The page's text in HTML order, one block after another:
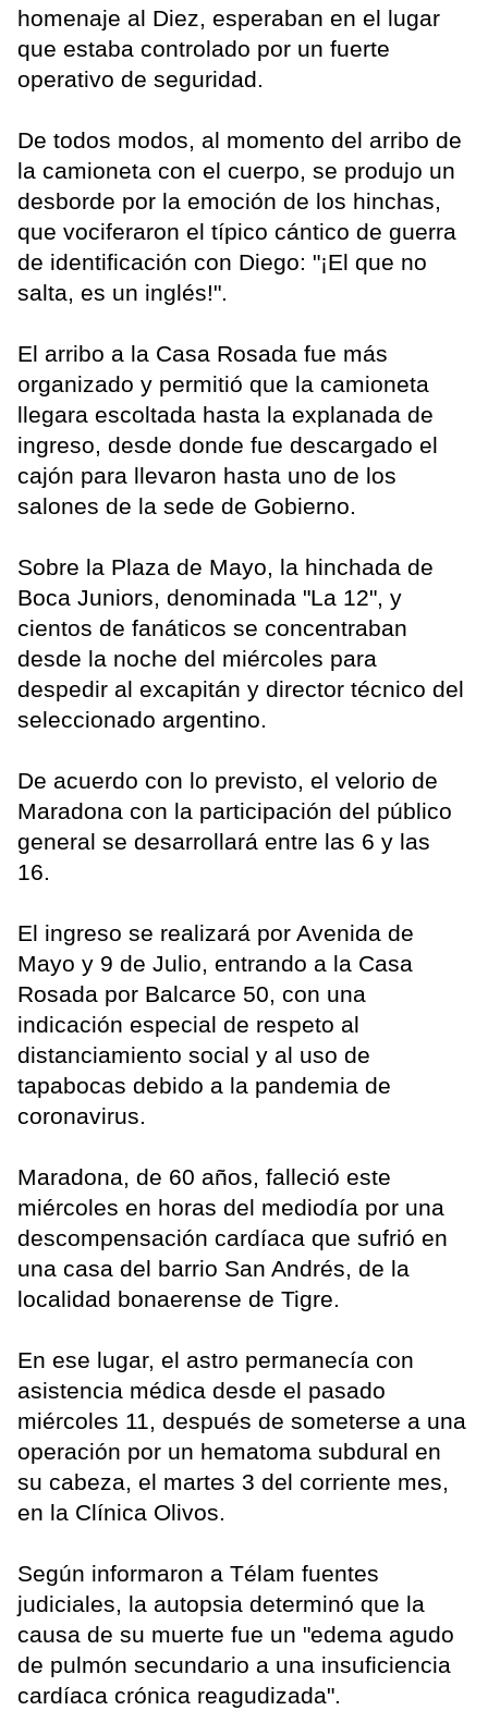
homenaje al Diez, esperaban en el lugar
que estaba controlado por un fuerte
operativo de seguridad.
De todos modos, al momento del arribo de
la camioneta con el cuerpo, se produjo un
desborde por la emoción de los hinchas,
que vociferaron el típico cántico de guerra
de identificación con Diego: "¡El que no
salta, es un inglés!".
El arribo a la Casa Rosada fue más
organizado y permitió que la camioneta
llegara escoltada hasta la explanada de
ingreso, desde donde fue descargado el
cajón para llevaron hasta uno de los
salones de la sede de Gobierno.
Sobre la Plaza de Mayo, la hinchada de
Boca Juniors, denominada "La 12", y
cientos de fanáticos se concentraban
desde la noche del miércoles para
despedir al excapitán y director técnico del
seleccionado argentino.
De acuerdo con lo previsto, el velorio de
Maradona con la participación del público
general se desarrollará entre las 6 y las
16.
El ingreso se realizará por Avenida de
Mayo y 9 de Julio, entrando a la Casa
Rosada por Balcarce 50, con una
indicación especial de respeto al
distanciamiento social y al uso de
tapabocas debido a la pandemia de
coronavirus.
Maradona, de 60 años, falleció este
miércoles en horas del mediodía por una
descompensación cardíaca que sufrió en
una casa del barrio San Andrés, de la
localidad bonaerense de Tigre.
En ese lugar, el astro permanecía con
asistencia médica desde el pasado
miércoles 11, después de someterse a una
operación por un hematoma subdural en
su cabeza, el martes 3 del corriente mes,
en la Clínica Olivos.
Según informaron a Télam fuentes
judiciales, la autopsia determinó que la
causa de su muerte fue un "edema agudo
de pulmón secundario a una insuficiencia
cardíaca crónica reagudizada".